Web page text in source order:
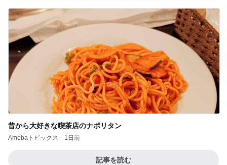
昔から大好きな喫茶店のナポリタン
Amebaトピックス 1日前
記事を読む